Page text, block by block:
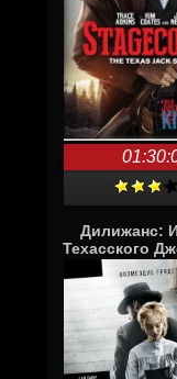
Дилижанс:
Техасского